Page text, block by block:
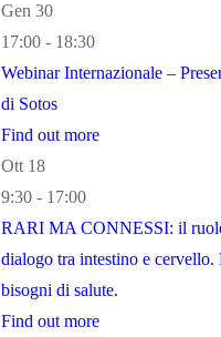
Gen 30
17:00 - 18:30
Webinar Internazionale –
di Sotos
Find out more
Ott 18
9:30 - 17:00
RARI MA CONNESSI: il
dialogo tra intestino e cervello.
bisogni di salute.
Find out more